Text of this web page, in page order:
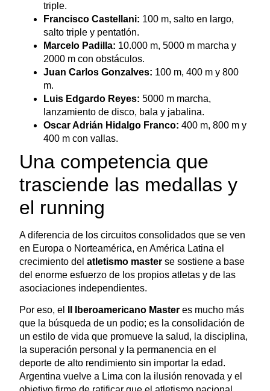
triple.
Francisco Castellani: 100 m, salto en largo,
salto triple y pentatlón.
Marcelo Padilla: 10.000 m, 5000 m marcha y
2000 m con obstáculos.
Juan Carlos Gonzalves: 100 m, 400 m y 800
m.
Luis Edgardo Reyes: 5000 m marcha,
lanzamiento de disco, bala y jabalina.
Oscar Adrián Hidalgo Franco: 400 m, 800 m y
400 m con vallas.
Una competencia que
trasciende las medallas y
el running
A diferencia de los circuitos consolidados que se ven
en Europa o Norteamérica, en América Latina el
crecimiento del atletismo masterse sostiene a base
del enorme esfuerzo de los propios atletas y de las
asociaciones independientes.
Por eso, el II Iberoamericano Masteres mucho más
que la búsqueda de un podio; es la consolidación de
un estilo de vida que promueve la salud, la disciplina,
la superación personal y la permanencia en el
deporte de alto rendimiento sin importar la edad.
Argentina vuelve a Lima con la ilusión renovada y el